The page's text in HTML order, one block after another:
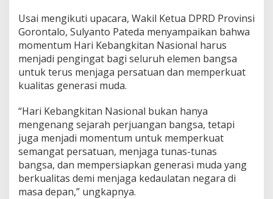
Usai mengikuti upacara, Wakil Ketua DPRD Provinsi
Gorontalo, Sulyanto Pateda menyampaikan bahwa
momentum Hari Kebangkitan Nasional harus
menjadi pengingat bagi seluruh elemen bangsa
untuk terus menjaga persatuan dan memperkuat
kualitas generasi muda.
“Hari Kebangkitan Nasional bukan hanya
mengenang sejarah perjuangan bangsa, tetapi
juga menjadi momentum untuk memperkuat
semangat persatuan, menjaga tunas-tunas
bangsa, dan mempersiapkan generasi muda yang
berkualitas demi menjaga kedaulatan negara di
masa depan,” ungkapnya.